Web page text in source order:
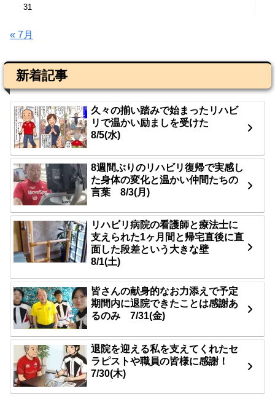
31
« 7月
新着記事
久々の揃い踏みで始まったリハビ
リで温かい励ましを受けた
8/5(水)
8週間ぶりのリハビリ復帰で実感し
た身体の変化と温かい仲間たちの
言葉 8/3(月)
リハビリ病院の看護師と療法士に
支えられた1ヶ月間と帰宅直後に直
面した段差という大きな壁
8/1(土)
皆さんの献身的なお力添えで予定
期間内に退院できたことは感謝あ
るのみ 7/31(金)
退院を迎える私を支えてくれたセ
ラピストや職員の皆様に感謝！
7/30(木)